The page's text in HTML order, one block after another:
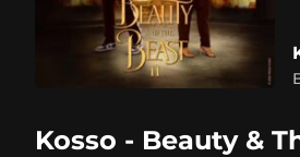
Kosso - Beauty &